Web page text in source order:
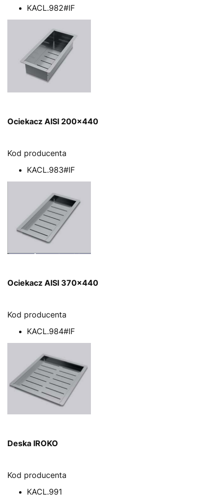
KACL.982#IF
Ociekacz AISI 200x440
Kod producenta
KACL.983#IF
Ociekacz AISI 370x440
Kod producenta
KACL.984#IF
Deska IROKO
Kod producenta
KACL.991